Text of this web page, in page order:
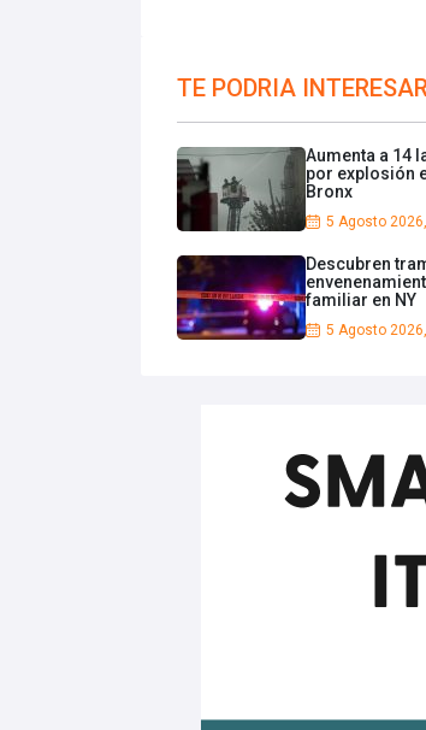
TE PODRIA
Aumenta a 14
por explosión
Bronx
5 Agosto
Descubren
familiar en NY
5 Agosto